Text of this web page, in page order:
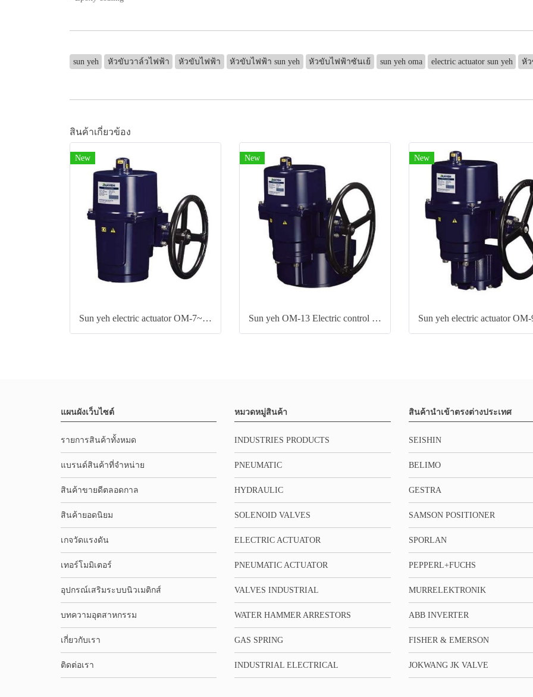
sun yeh หัวขับวาล์วไฟฟ้า หัวขับไฟฟ้า หัวขับไฟฟ้า sun yeh หัวขับไฟฟ้าซันเย้ sun yeh oma electric actuator sun yeh หั
สินค้าเกี่ยวข้อง
New
Sun yeh electric actuator OM-7~OM-8 Series
New
Sun yeh OM-13 Electric control valve actuator
New
แผนผังเว็บไซต์
รายการสินค้าทั้งหมด
แบรนด์สินค้าที่จำหน่าย
สินค้าขายดีตลอดกาล
สินค้ายอดนิยม
เกจวัดแรงดัน
เทอร์โมมิเตอร์
อุปกรณ์เสริมระบบนิวเมติกส์
บทความอุตสาหกรรม
เกี่ยวกับเรา
ติดต่อเรา
หมวดหมู่สินค้า
INDUSTRIES PRODUCTS
PNEUMATIC
HYDRAULIC
SOLENOID VALVES
ELECTRIC ACTUATOR
PNEUMATIC ACTUATOR
VALVES INDUSTRIAL
WATER HAMMER ARRESTORS
GAS SPRING
INDUSTRIAL ELECTRICAL
สินค้านำเข้าตรงต่างประเทศ
SEISHIN
BELIMO
GESTRA
SAMSON POSITIONER
SPORLAN
PEPPERL+FUCHS
MURRELEKTRONIK
ABB INVERTER
FISHER & EMERSON
JOKWANG JK VALVE